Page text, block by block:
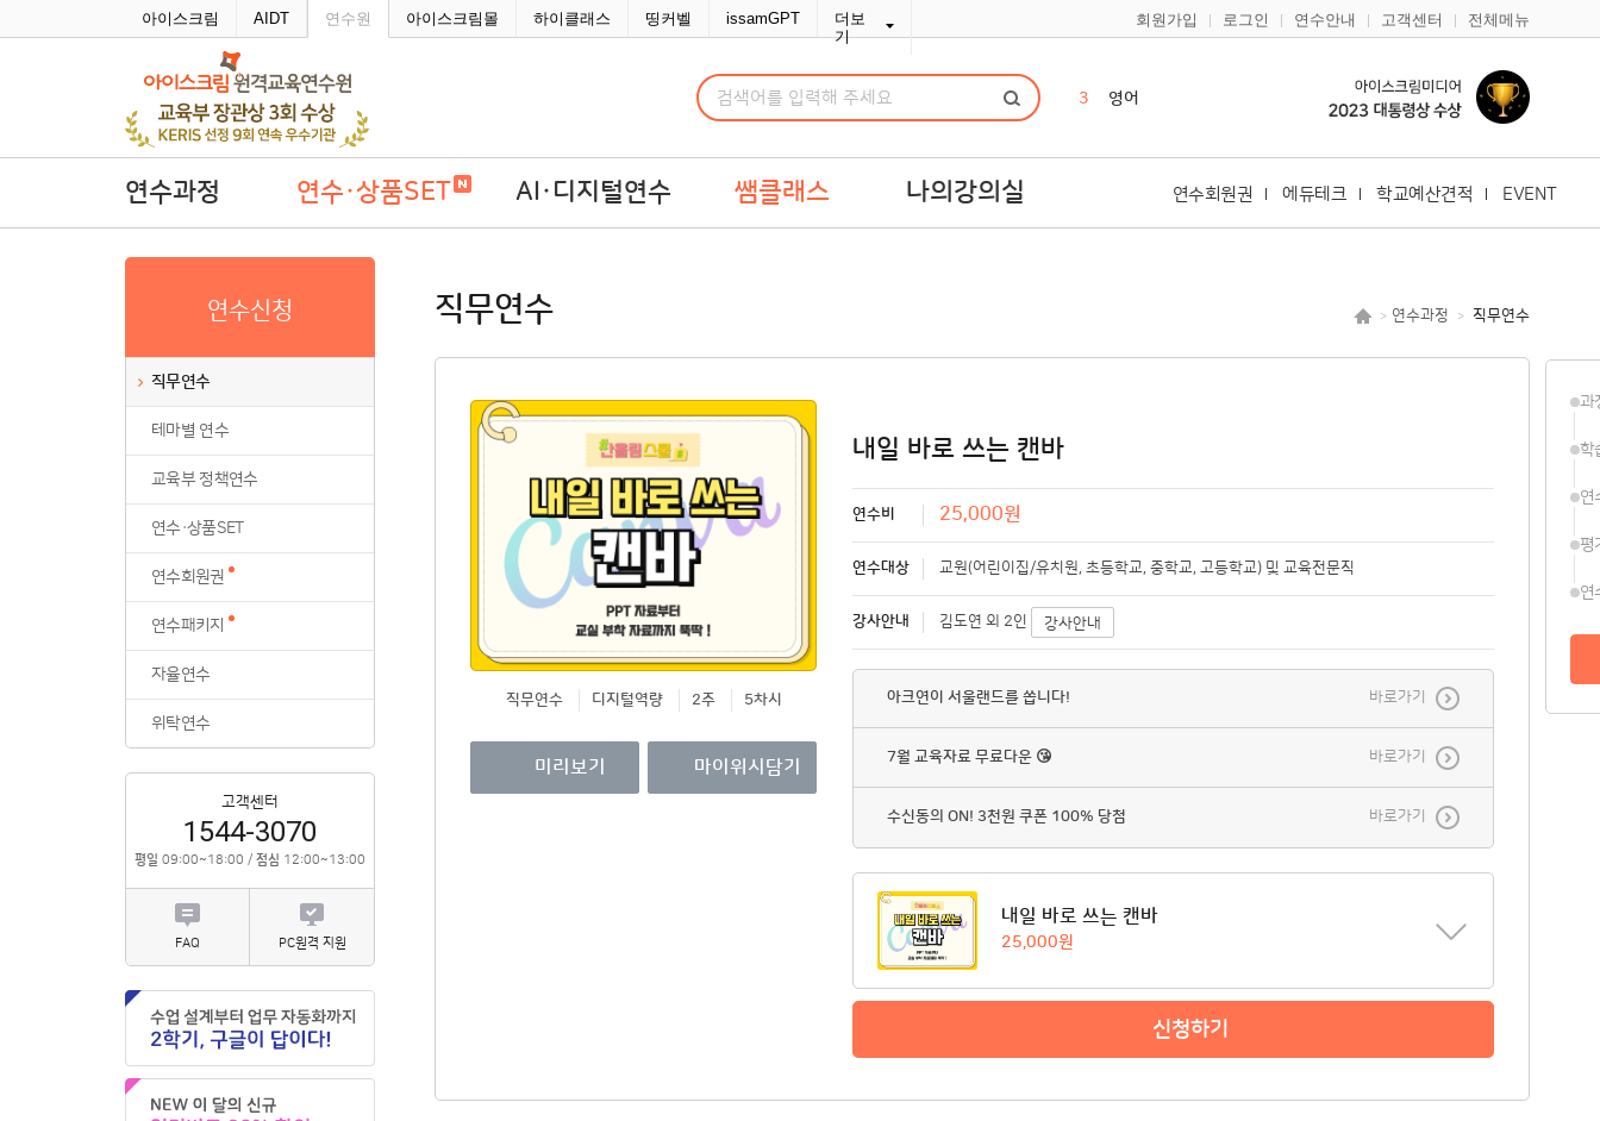
아이스크림 AIDT 연수원 아이스크림몰 하이클래스 띵커벨 issamGPT
더보
기
회원가입 로그인 연수안내 고객센터 전체메뉴
캔바
3
영어
10
다문화
연수과정
테마별 연수
교육부 정책연수
연수·상품SET
연수회원권
연수패키지
자율연수
위탁연수
연수·상품SET AI·디지털연수
학교맞춤 예산견적
쌤클래스
쌤바이브
나의강의실
연수변경/취소
MY위시리스트
포인트/쿠폰
영수증/이수증
개인정보관리
MY회원권/패키지
연수회원권 에듀테크 학교예산견적 EVENT
연수신청
직무연수
테마별 연수
교육부 정책연수
연수·상품SET
연수회원권
연수패키지
자율연수
위탁연수
고객센터
1544-3070
평일 09:00~18:00 / 점심 12:00~13:00
FAQ PC원격 지원
과
학
연
평
연
직무연수 > 연수과정 > 직무연수
내일 바로 쓰는 캔바
연수비 25,000원
연수대상 교원(어린이집/유치원, 초등학교, 중학교, 고등학교) 및 교육전문직
강사안내 김도연 외 2인 강사안내
아크연이 서울랜드를 쏩니다! 바로가기
7월 교육자료 무료다운 😘 바로가기
수신동의 ON! 3천원 쿠폰 100% 당첨 바로가기
내일 바로 쓰는 캔바
25,000원
신청하기
직무연수 디지털역량 2주 5차시
미리보기 마이위시담기